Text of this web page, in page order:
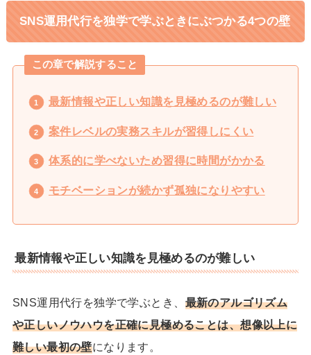
SNS運用代行を独学で学ぶときにぶつかる4つの壁
この章で解説すること
最新情報や正しい知識を見極めるのが難しい
案件レベルの実務スキルが習得しにくい
体系的に学べないため習得に時間がかかる
モチベーションが続かず孤独になりやすい
最新情報や正しい知識を見極めるのが難しい
SNS運用代行を独学で学ぶとき、 最新のアルゴリズム
や正しいノウハウを正確に見極めることは、想像以上に
難しい最初の壁になります。